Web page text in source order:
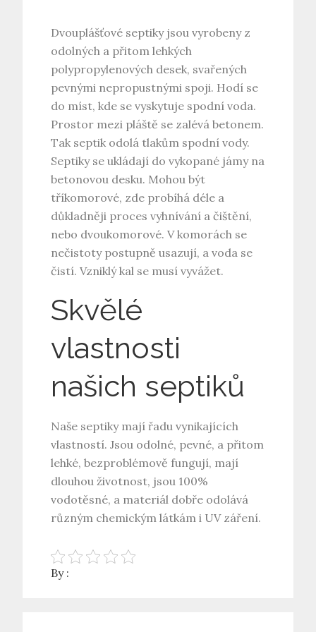
Dvouplášťové septiky jsou vyrobeny z
odolných a přitom lehkých
polypropylenových desek, svařených
pevnými nepropustnými spoji. Hodí se
do míst, kde se vyskytuje spodní voda.
Prostor mezi pláště se zalévá betonem.
Tak septik odolá tlakům spodní vody.
Septiky se ukládají do vykopané jámy na
betonovou desku. Mohou být
tříkomorové, zde probíhá déle a
důkladněji proces vyhnívání a čištění,
nebo dvoukomorové. V komorách se
nečistoty postupně usazují, a voda se
čistí. Vzniklý kal se musí vyvážet.
Skvělé
vlastnosti
našich septiků
Naše septikymají řadu vynikajících
vlastností. Jsou odolné, pevné, a přitom
lehké, bezproblémově fungují, mají
dlouhou životnost, jsou 100%
vodotěsné, a materiál dobře odolává
různým chemickým látkám i UV záření.
By :